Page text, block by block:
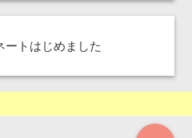
ートはじめました